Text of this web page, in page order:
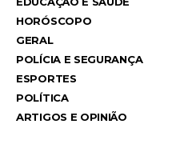
HORÓSCOPO
GERAL
POLÍCIA E SEGURANÇA
ESPORTES
POLÍTICA
ARTIGOS E OPINIÃO